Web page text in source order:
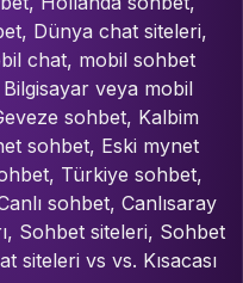
Dünya chat siteleri,
chat, mobil sohbet
veya mobil
sohbet, Kalbim
sohbet, Eski mynet
Türkiye sohbet,
sohbet, Canlısaray
Sohbet siteleri, Sohbet
siteleri vs vs. Kısacası